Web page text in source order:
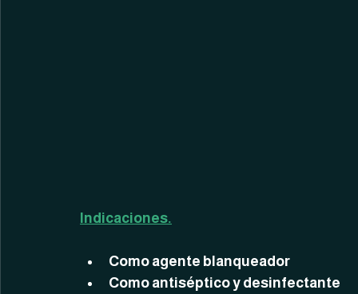
Indicaciones.
Como agente blanqueador
Como antiséptico y desinfectante